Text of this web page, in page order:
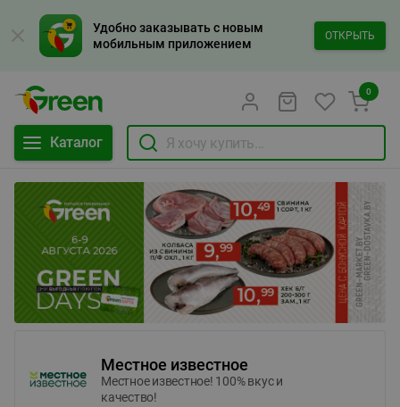
Удобно заказывать с новым
мобильным приложением
ОТКРЫТЬ
Каталог
0
Местное известное
Местное известное! 100% вкус и
качество!